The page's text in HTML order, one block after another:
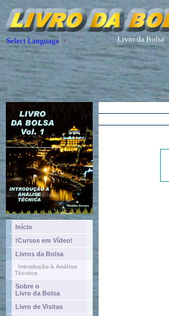
Select Language ▼ Livro da Bolsa
Início
!Cursos em Vídeo!
Livros da Bolsa
Introdução à Análise
Técnica
Sobre o
Livro da Bolsa
Livro de Visitas